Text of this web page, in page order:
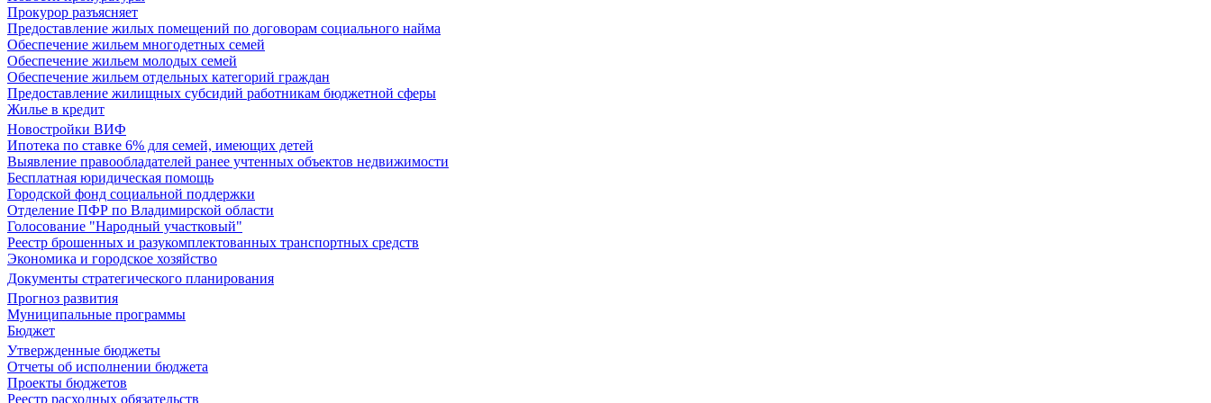
Прокурор разъясняет
Предоставление жилых помещений по договорам социального найма
Обеспечение жильем многодетных семей
Обеспечение жильем молодых семей
Обеспечение жильем отдельных категорий граждан
Предоставление жилищных субсидий работникам бюджетной сферы
Жилье в кредит
Новостройки ВИФ
Ипотека по ставке 6% для семей, имеющих детей
Выявление правообладателей ранее учтенных объектов недвижимости
Бесплатная юридическая помощь
Городской фонд социальной поддержки
Отделение ПФР по Владимирской области
Голосование "Народный участковый"
Реестр брошенных и разукомплектованных транспортных средств
Экономика и городское хозяйство
Документы стратегического планирования
Прогноз развития
Муниципальные программы
Бюджет
Утвержденные бюджеты
Отчеты об исполнении бюджета
Проекты бюджетов
Реестр расходных обязательств